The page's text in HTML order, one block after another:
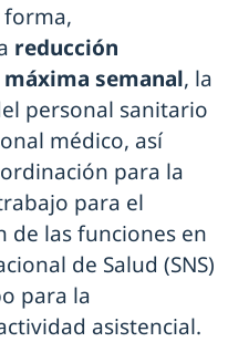
forma,
reducción
semanal, la
personal sanitario
médico, así
para la
para el
de las funciones en
de Salud (SNS)
para la
asistencial.